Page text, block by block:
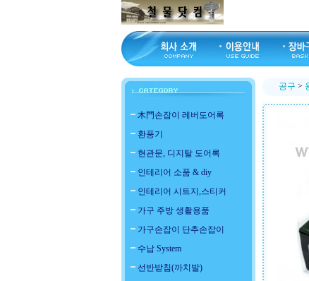
木門손잡이 레버도어록
환풍기
현관문, 디지탈 도어록
인테리어 소품 & diy
인테리어 시트지,스티커
가구 주방 생활용품
가구손잡이 단추손잡이
수납 System
선반받침(까치발)
공구 >